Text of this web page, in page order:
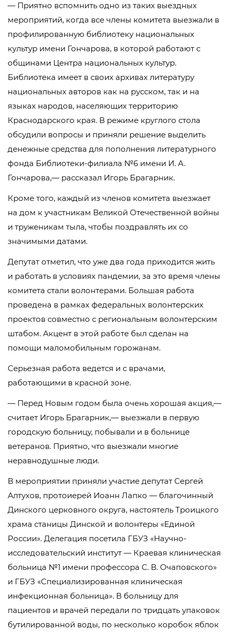
— Приятно вспомнить одно из таких выездных
мероприятий, когда все члены комитета выезжали в
профилированную библиотеку национальных
культур имени Гончарова, в которой работают с
общинами Центра национальных культур.
Библиотека имеет в своих архивах литературу
национальных авторов как на русском, так и на
языках народов, населяющих территорию
Краснодарского края. В режиме круглого стола
обсудили вопросы и приняли решение выделить
денежные средства для пополнения литературного
фонда Библиотеки-филиала №6 имени И. А.
Гончарова,— рассказал Игорь Брагарник.
Кроме того, каждый из членов комитета выезжает
на дом к участникам Великой Отечественной войны
и труженикам тыла, чтобы поздравлять их со
значимыми датами.
Депутат отметил, что уже два года приходится жить
и работать в условиях пандемии, за это время члены
комитета стали волонтерами. Большая работа
проведена в рамках федеральных волонтерских
проектов совместно с региональным волонтерским
штабом. Акцент в этой работе был сделан на
помощи маломобильным горожанам.
Серьезная работа ведется и с врачами,
работающими в красной зоне.
— Перед Новым годом была очень хорошая акция,—
считает Игорь Брагарник,— выезжали в первую
городскую больницу, побывали и в больнице
ветеранов. Приятно, что выезжали многие
неравнодушные люди.
В мероприятии приняли участие депутат Сергей
Алтухов, протоиерей Иоанн Лапко — благочинный
Динского церковного округа, настоятель Троицкого
храма станицы Динской и волонтеры «Единой
России». Делегация посетила ГБУЗ «Научно-
исследовательский институт — Краевая клиническая
больница №1 имени профессора С. В. Очаповского»
и ГБУЗ «Специализированная клиническая
инфекционная больница». В больницу для
пациентов и врачей передали по тридцать упаковок
бутилированной воды, по несколько коробок яблок